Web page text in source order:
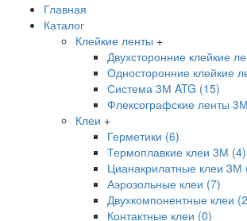
Главная
Каталог
Клейкие ленты +
Двухсторонние клейкие
Односторонние клейкие
Система 3М ATG (15)
Флексографские ленты
Клеи +
Герметики (6)
Термоплавкие клеи 3М (4)
Цианакрилатные клеи 3М
Аэрозольные клеи (7)
Двухкомпонентные клеи
Контактные клеи (0)